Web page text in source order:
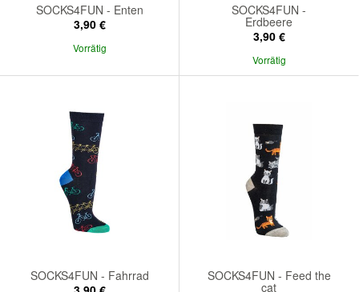
SOCKS4FUN - Enten
3,90 €
Vorrätig
SOCKS4FUN -
Erdbeere
3,90 €
Vorrätig
SOCKS4FUN - Fahrrad
SOCKS4FUN - Feed the
cat